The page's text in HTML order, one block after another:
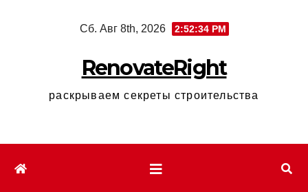
Сб. Авг 8th, 2026 2:52:35 PM
RenovateRight
раскрываем секреты строительства